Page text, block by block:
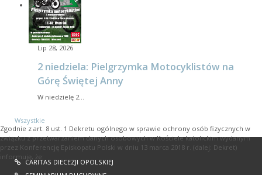
Lip 28, 2026
2 niedziela: Pielgrzymka Motocyklistów na
Górę Świętej Anny
W niedzielę 2…
Wszystkie
CARITAS DIECEZJI OPOLSKIEJ
Zgodnie z art. 8 ust. 1 Dekretu ogólnego w sprawie ochrony osób fizycznych w
związku z przetwarzaniem danych osobowych w Kościele katolickim wydanym
przez Konferencję Episkopatu Polski w dniu 13 marca 2018 r. (dalej: Dekret)
informuję, że: